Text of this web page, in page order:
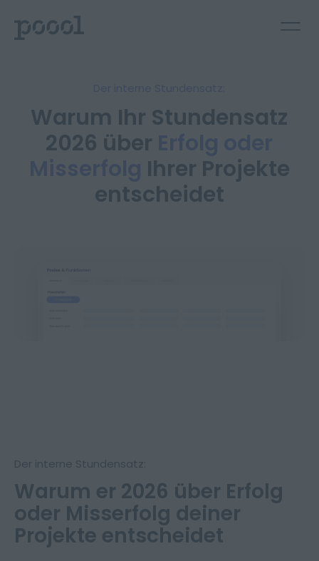
Warum Ihr Stundensatz
2026 über
Ihrer Projekte
entscheidet
Der interne Stundensatz:
Warum er 2026 über Erfolg
oder Misserfolg deiner
Projekte entscheidet